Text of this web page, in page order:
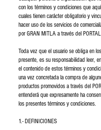
con los términos y condiciones que
cuales tienen carácter obligatorio y
hacer uso de los servicios de
por GRAN MITLA a través del
Toda vez que el usuario se obliga en
presente, es su responsabilidad leer,
el contenido de estos términos y
una vez concretada la compra de
productos promovidos a través del
entenderá que expresamente ha
los presentes términos y condiciones.
1.- DEFINICIONES